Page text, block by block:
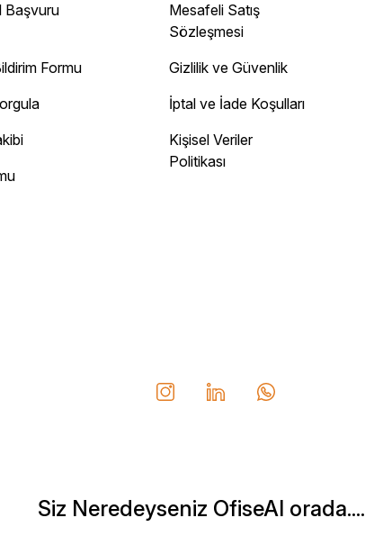
mesaj olarak geliyor.
Başvuru
Formu
Mesafeli Satış
Sözleşmesi
Gizlilik ve Güvenlik
İptal ve İade Koşulları
Kişisel Veriler
Politikası
Siz Neredeyseniz OfiseAl orada....